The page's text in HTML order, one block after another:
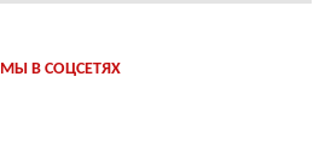
МЫ В СОЦСЕТЯХ